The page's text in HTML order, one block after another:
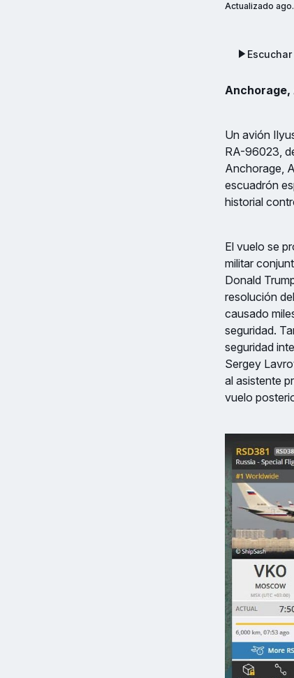
Actualizado
Escuchar
Anchorage,
Un avión
RA-96023,
Anchorage,
escuadrón
historial
El vuelo se
militar
Donald
resolución
causado
seguridad.
seguridad
Sergey
al asistente
vuelo